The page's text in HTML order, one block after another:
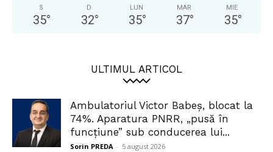
S
35°
D
32°
LUN
35°
MAR
37°
MIE
35°
ULTIMUL ARTICOL
Ambulatoriul Victor Babeș, blocat la
74%. Aparatura PNRR, „pusă în
funcțiune” sub conducerea lui...
Sorin PREDA - 5 august 2026